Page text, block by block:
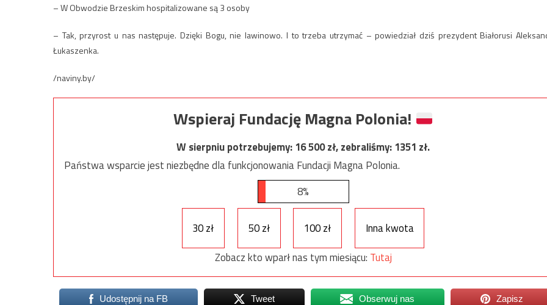
– W Obwodzie Brzeskim hospitalizowane są 3 osoby
– Tak, przyrost u nas następuje. Dzięki Bogu, nie lawinowo. I to trzeba utrzymać – powiedział dziś prezydent Białorusi
Łukaszenka.
/naviny.by/
Wspieraj Fundację Magna Polonia!
W sierpniu potrzebujemy:16 500zł, zebraliśmy:1351 zł.
Państwa wsparcie jest niezbędne dla funkcjonowania Fundacji Magna Polonia.
8%
30 zł 50 zł 100 zł
Inna kwota
Zobacz kto wparł nas tym miesiącu: Tutaj
Udostępnij na FB Tweet Obserwuj nas Zapisz